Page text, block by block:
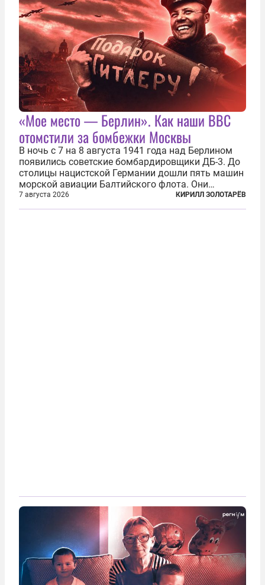
«Мое место — Берлин». Как наши ВВС
отомстили за бомбежки Москвы
В ночь с 7 на 8 августа 1941 года над Берлином
появились советские бомбардировщики ДБ-3. До
столицы нацистской Германии дошли пять машин
морской авиации Балтийского флота. Они
сбросили бомбы на город, который в тот момент
жил в полной уверенности, что война идет где-то
7 августа 2026 КИРИЛЛ ЗОЛОТАРЁВ